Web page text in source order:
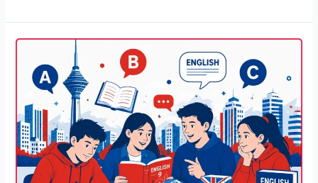
آموزش
نهم
غرب
تهران(09190103893)پیشرفت
واقعی
در
مدرسه